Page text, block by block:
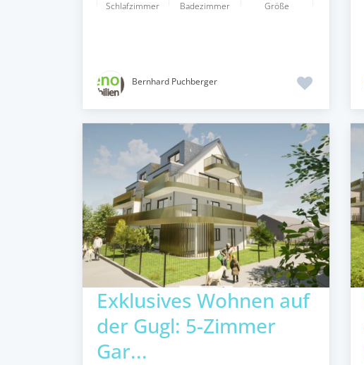
Schlafzimmer Badezimmer Größe
Bernhard Puchberger
Exklusives Wohnen auf
der Gugl: 5-Zimmer
Gar...